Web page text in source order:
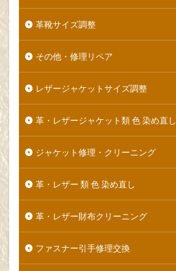
革靴サイズ調整
その他・修理リペア
レザージャケットサイズ調整
革・レザージャケット類 色 染め直し
ジャケット修理・クリーニング
革・レザー 類 色 染め直し
革・レザー財布クリーニング
ファスナー引手修理交換